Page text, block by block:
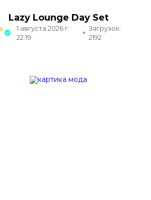
Lazy Lounge Day Set
1 августа 2026 г.
22:19
Загрузок:
2192